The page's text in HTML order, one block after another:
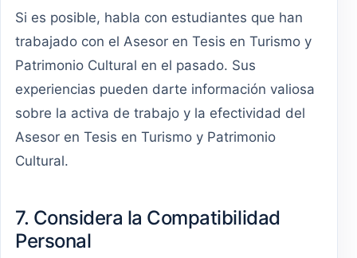
Si es posible, habla con estudiantes que han
trabajado con el Asesor en Tesis en Turismo y
Patrimonio Cultural en el pasado. Sus
experiencias pueden darte información valiosa
sobre la activa de trabajo y la efectividad del
Asesor en Tesis en Turismo y Patrimonio
Cultural.
7. Considera la Compatibilidad
Personal